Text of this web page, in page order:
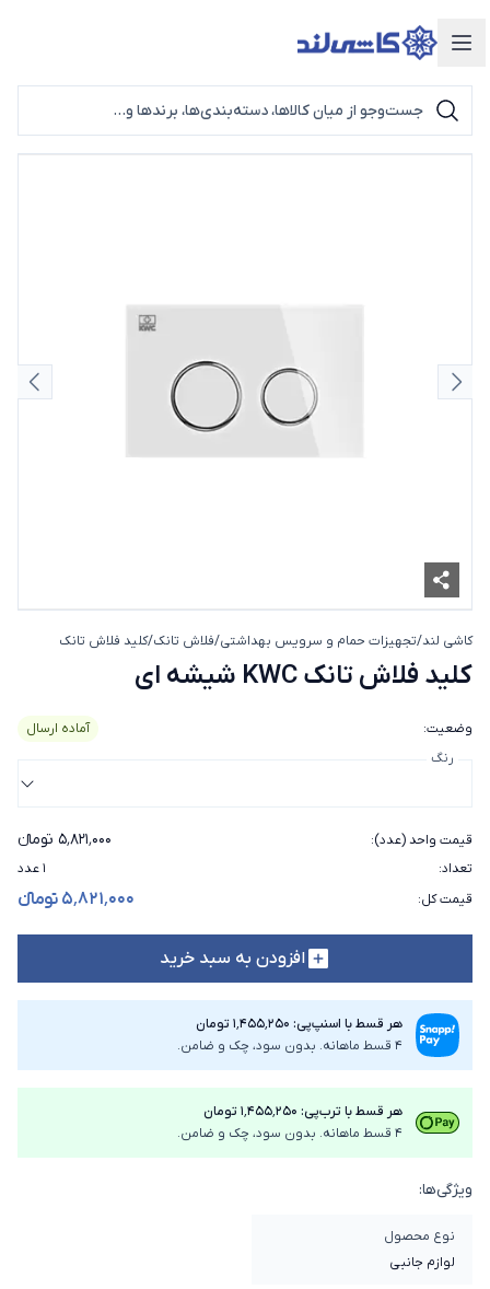
دسته‌بندی محصولات
اسلاید قبلی
کاشی لند/تجهیزات حمام و سرویس بهداشتی/فلاش تانک/کلید فلاش تانک
کلید فلاش تانک KWC شیشه ای
وضعیت:
آماده ارسال
رنگ
قیمت واحد (عدد): ۵٬۸۲۱٬۰۰۰ تومانء
تعداد:
۱ عدد
قیمت کل: ۵٬۸۲۱٬۰۰۰ تومانء
افزودن به سبد خرید
هر قسط با اسنپ‌پی: ۱٬۴۵۵٬۲۵۰ تومان
4 قسط ماهانه. بدون سود، چک و ضامن.
هر قسط با ترب‌پی: ۱٬۴۵۵٬۲۵۰ تومان
4 قسط ماهانه. بدون سود، چک و ضامن.
ویژگی‌ها:
نوع محصول
لوازم جانبی